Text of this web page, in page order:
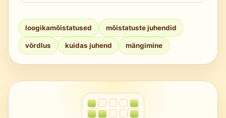
päevatabelite ja puhta kasutuskogemusega
— proovi Nonogram Online’i, et saada kohe,
ilma paigalduseta harjutusseansse.
loogikamõistatused mõistatuste juhendid
võrdlus kuidas juhend mängimine